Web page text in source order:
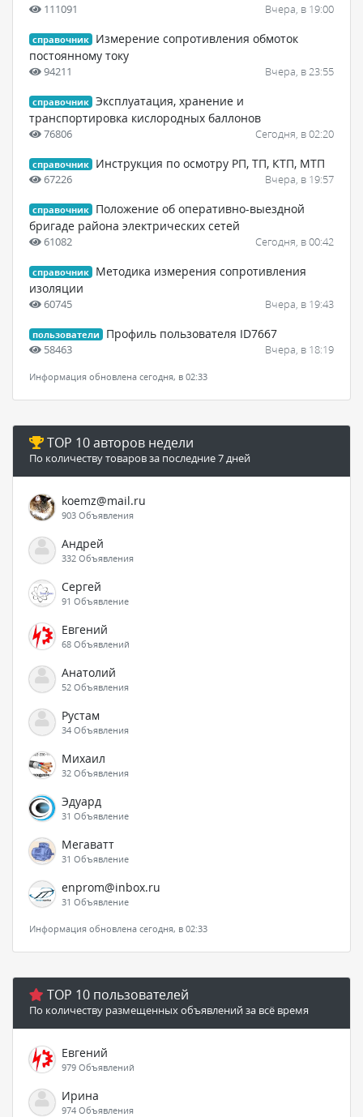
111091 Вчера, в 19:00
справочник
Измерение сопротивления обмоток
постоянному току
94211 Вчера, в 23:55
справочник Эксплуатация, хранение и
транспортировка кислородных баллонов
76806 Сегодня, в 02:20
справочник Инструкция по осмотру РП, ТП, КТП, МТП
67226 Вчера, в 19:57
справочник
Положение об оперативно-выездной
бригаде района электрических сетей
61082 Сегодня, в 00:42
справочник
Методика измерения сопротивления
изоляции
60745 Вчера, в 19:43
пользователи Профиль пользователя ID7667
58463 Вчера, в 18:19
Информация обновлена сегодня, в 02:33
TOP 10 авторов недели
По количеству товаров за последние 7 дней
koemz@mail.ru
903 Объявления
Андрей
332 Объявления
Сергей
91 Объявление
Евгений
68 Объявлений
Анатолий
52 Объявления
Рустам
34 Объявления
Михаил
32 Объявления
Эдуард
31 Объявление
Мегаватт
31 Объявление
enprom@inbox.ru
31 Объявление
Информация обновлена сегодня, в 02:33
TOP 10 пользователей
По количеству размещенных объявлений за всё время
Евгений
979 Объявлений
Ирина
974 Объявления